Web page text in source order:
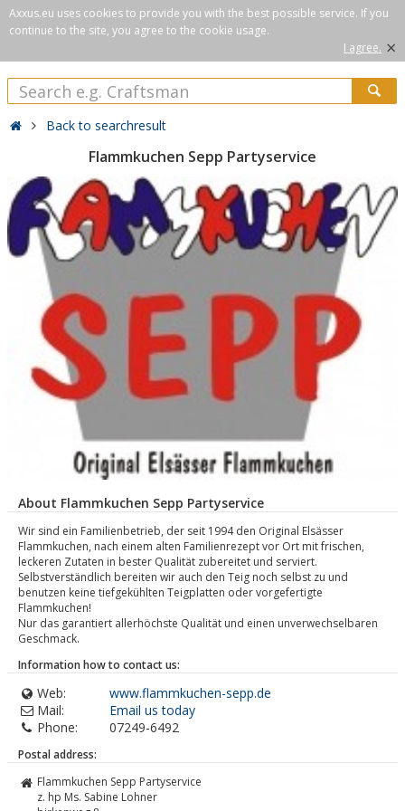
Axxus.eu uses cookies to provide you with the best possible service. If you
continue to the site, you agree to the cookie usage.
I agree. ×
Back to searchresult
Flammkuchen Sepp Partyservice
About Flammkuchen Sepp Partyservice
Wir sind ein Familienbetrieb, der seit 1994 den Original Elsässer
Flammkuchen, nach einem alten Familienrezept vor Ort mit frischen,
leckeren Zutaten in bester Qualität zubereitet und serviert.
Selbstverständlich bereiten wir auch den Teig noch selbst zu und
benutzen keine tiefgekühlten Teigplatten oder vorgefertigte
Flammkuchen!
Nur das garantiert allerhöchste Qualität und einen unverwechselbaren
Geschmack.
Information how to contact us:
Web:
www.flammkuchen-sepp.de
Mail:
Email us today
Phone:
07249-6492
Postal address:
Flammkuchen Sepp Partyservice
z. hp Ms. Sabine Lohner